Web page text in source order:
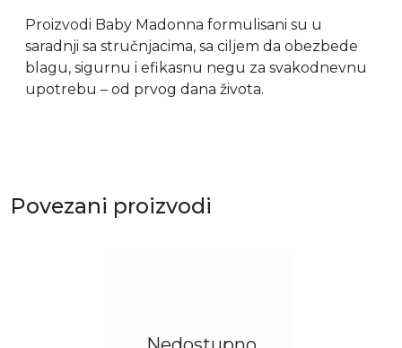
Proizvodi Baby Madonna formulisani su u
saradnji sa stručnjacima, sa ciljem da obezbede
blagu, sigurnu i efikasnu negu za svakodnevnu
upotrebu – od prvog dana života.
Povezani proizvodi